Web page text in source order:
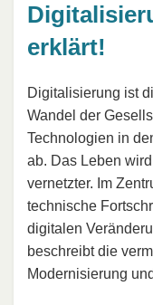
erklärt!
Digitalisierung ist
Wandel der
Technologien in
ab. Das Leben
vernetzter. Im
technische
digitalen
beschreibt die
Modernisierung